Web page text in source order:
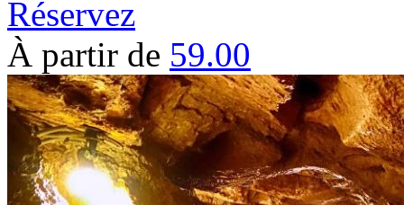
Réservez
À partir de 59.00